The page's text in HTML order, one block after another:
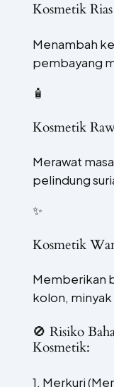
Kosmetik Rias
Menambah
pembayang
🧴
Kosmetik
Merawat
pelindung
✨
Kosmetik
Memberikan
kolon, minyak
🚫 Risiko
Kosmetik:
1. Merkuri